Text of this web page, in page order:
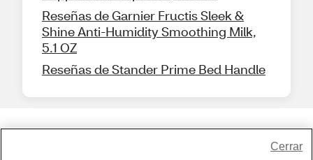
Reseñas de Garnier Fructis Sleek &
Shine Anti-Humidity Smoothing Milk,
5.1 OZ
Reseñas de Stander Prime Bed Handle
Cerrar